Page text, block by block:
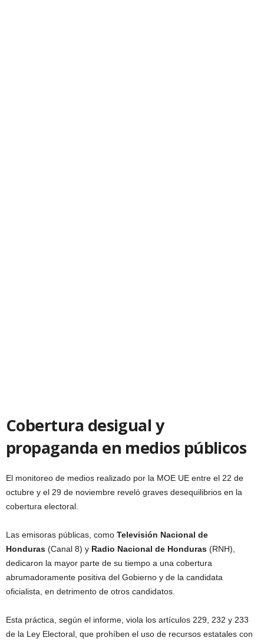
Cobertura desigual y
propaganda en medios públicos
El monitoreo de medios realizado por la MOE UE entre el 22 de
octubre y el 29 de noviembre reveló graves desequilibrios en la
cobertura electoral.
Las emisoras públicas, como Televisión Nacional de
Honduras (Canal 8) y Radio Nacional de Honduras (RNH),
dedicaron la mayor parte de su tiempo a una cobertura
abrumadoramente positiva del Gobierno y de la candidata
oficialista, en detrimento de otros candidatos.
Esta práctica, según el informe, viola los artículos 229, 232 y 233
de la Ley Electoral, que prohíben el uso de recursos estatales con